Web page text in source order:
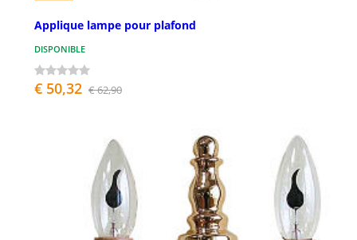
Applique lampe pour plafond
DISPONIBLE
€ 50,32 € 62,90